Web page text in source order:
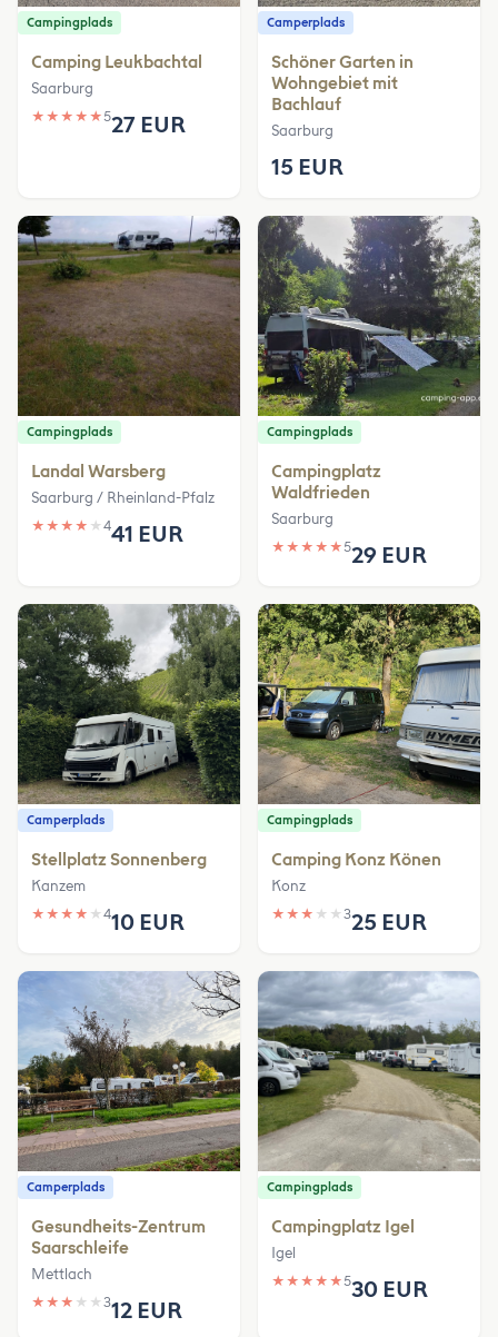
Campingplads
Camping Leukbachtal
Saarburg
★ ★ ★ ★ ★527 EUR
Camperplads
Schöner Garten in
Wohngebiet mit
Bachlauf
Saarburg
15 EUR
Campingplads
Landal Warsberg
Saarburg / Rheinland-Pfalz
★ ★ ★ ★ ★ 441 EUR
Campingplads
Campingplatz
Waldfrieden
Saarburg
★ ★ ★ ★ ★529 EUR
Camperplads
Stellplatz Sonnenberg
Kanzem
★ ★ ★ ★ ★ 410 EUR
Campingplads
Camping Konz Könen
Konz
★ ★ ★ ★ ★ 325 EUR
Camperplads
Gesundheits-Zentrum
Saarschleife
Mettlach
★ ★ ★ ★ ★ 312 EUR
Campingplads
Campingplatz Igel
Igel
★ ★ ★ ★ ★530 EUR